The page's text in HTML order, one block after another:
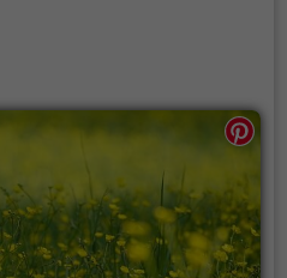
Österreichs zahlreiche